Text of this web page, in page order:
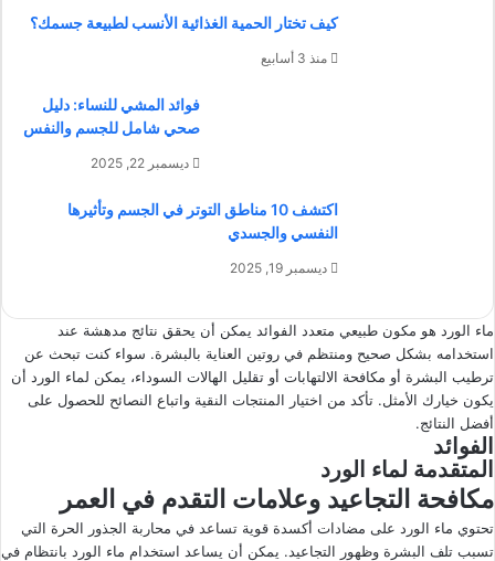
كيف تختار الحمية الغذائية الأنسب لطبيعة جسمك؟
منذ 3 أسابيع
فوائد المشي للنساء: دليل
صحي شامل للجسم والنفس
ديسمبر 22, 2025
اكتشف 10 مناطق التوتر في الجسم وتأثيرها
النفسي والجسدي
ديسمبر 19, 2025
ماء الورد هو مكون طبيعي متعدد الفوائد يمكن أن يحقق نتائج مدهشة عند
استخدامه بشكل صحيح ومنتظم في روتين العناية بالبشرة. سواء كنت تبحث عن
ترطيب البشرة أو مكافحة الالتهابات أو تقليل الهالات السوداء، يمكن لماء الورد أن
يكون خيارك الأمثل. تأكد من اختيار المنتجات النقية واتباع النصائح للحصول على
أفضل النتائج.
الفوائد
المتقدمة لماء الورد
مكافحة التجاعيد وعلامات التقدم في العمر
تحتوي ماء الورد على مضادات أكسدة قوية تساعد في محاربة الجذور الحرة التي
تسبب تلف البشرة وظهور التجاعيد. يمكن أن يساعد استخدام ماء الورد بانتظام في